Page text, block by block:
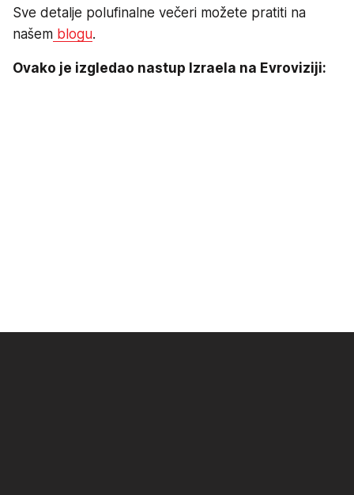
Sve detalje polufinalne večeri možete pratiti na
našem blogu.
Ovako je izgledao nastup Izraela na Evroviziji: